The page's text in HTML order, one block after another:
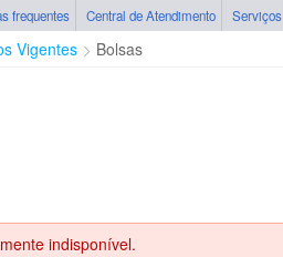
frequentes Central de Atendimento Serviços
Vigentes Bolsas
indisponível.